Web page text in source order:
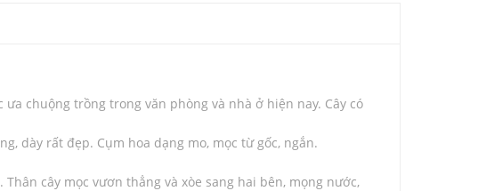
chuộng trồng trong văn phòng và nhà ở hiện nay. Cây có
dày rất đẹp. Cụm hoa dạng mo, mọc từ gốc, ngắn.
cây mọc vươn thẳng và xòe sang hai bên, mọng nước,